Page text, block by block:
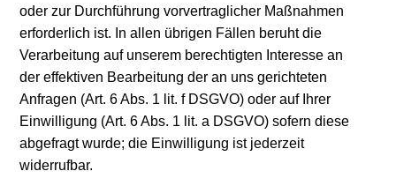
oder zur Durchführung vorvertraglicher Maßnahmen
erforderlich ist. In allen übrigen Fällen beruht die
Verarbeitung auf unserem berechtigten Interesse an
der effektiven Bearbeitung der an uns gerichteten
Anfragen (Art. 6 Abs. 1 lit. f DSGVO) oder auf Ihrer
Einwilligung (Art. 6 Abs. 1 lit. a DSGVO) sofern diese
abgefragt wurde; die Einwilligung ist jederzeit
widerrufbar.